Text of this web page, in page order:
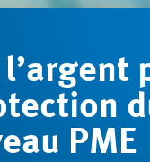
l’argent
PME